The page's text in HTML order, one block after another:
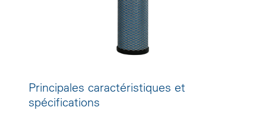
Principales caractéristiques et
spécifications